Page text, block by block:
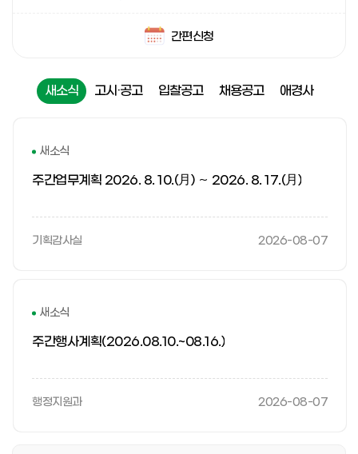
간편신청
새소식 고시·공고 입찰공고 채용공고 애경사
새소식
주간업무계획 2026. 8. 10.(月) ～ 2026. 8. 17.(月)
기획감사실 2026-08-07
새소식
주간행사계획(2026.08.10.~08.16.)
행정지원과 2026-08-07